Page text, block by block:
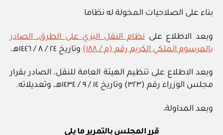
بناء على الصلاحيات المخولة له نظاما
وبعد الاطلاع على نظام النقل البري على الطرق، الصادر
بالمرسوم الملكي الكريم رقم (م / ١٨٨)
وتاريخ ٢٤ / ٨ / ١٤٤٦هـ.
وبعد الاطلاع على تنظيم الهيئة العامة للنقل، الصادر بقرار
مجلس الوزراء رقم (٣٢٣) وتاريخ ١٤ / ٩ / ١٤٣٤هـ، وتعديلاته.
وبعد المداولة،
قرر المجلس بالتمرير ما يلي